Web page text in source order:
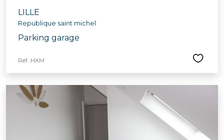
LILLE
Republique saint michel
Parking garage
Réf. HXM